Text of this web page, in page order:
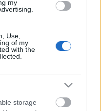
my
Use,
of my
with the
storage